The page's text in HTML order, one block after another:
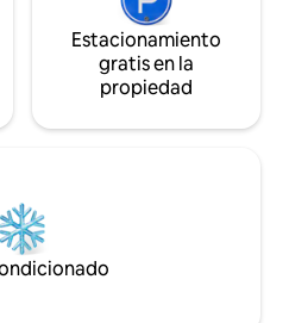
Estacionamiento
gratis en la
propiedad